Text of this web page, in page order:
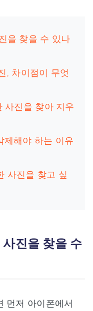
을 찾을 수 있나
, 차이점이 무엇
사진을 찾아 지우
제해야 하는 이유
사진을 찾고 싶
진을 찾을 수
먼저 아이폰에서